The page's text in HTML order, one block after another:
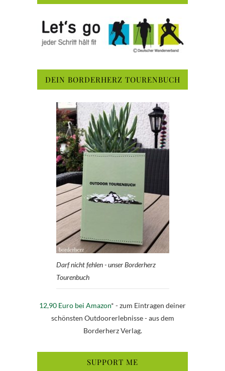
DEIN BORDERHERZ TOURENBUCH
Darf nicht fehlen - unser Borderherz
Tourenbuch
12,90 Euro bei Amazon* - zum Eintragen deiner
schönsten Outdoorerlebnisse - aus dem
Borderherz Verlag.
SUPPORT ME